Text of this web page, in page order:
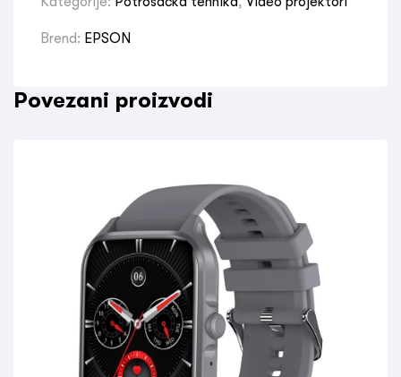
Brend: EPSON
Povezani proizvodi